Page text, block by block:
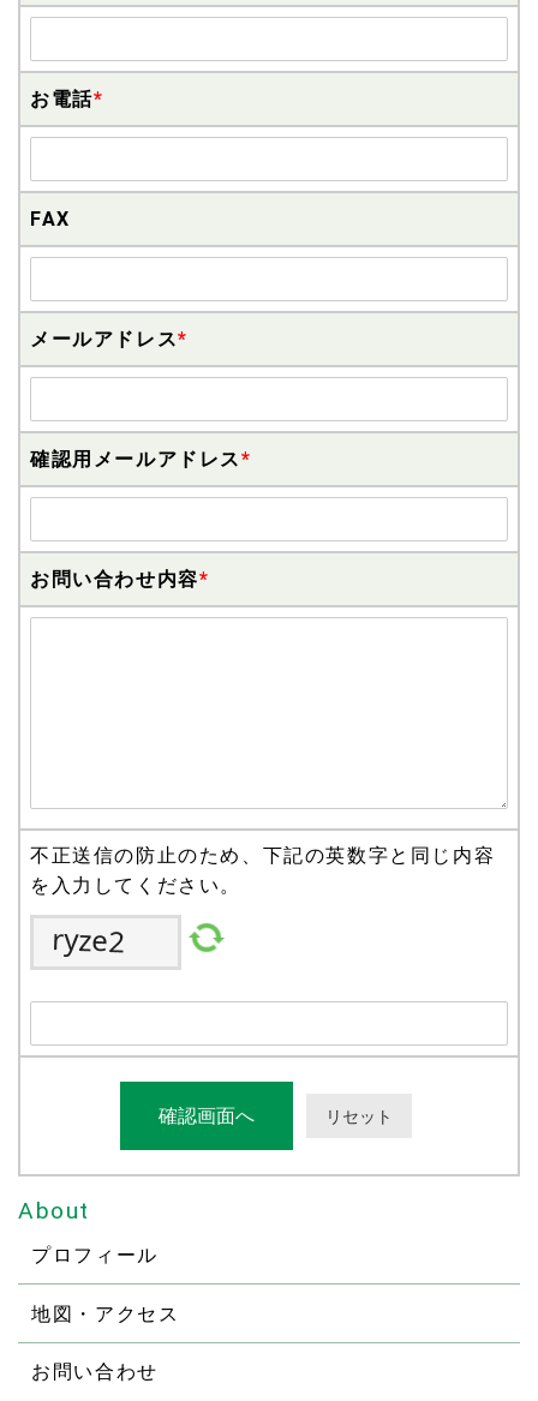
お電話*
FAX
メールアドレス*
確認用メールアドレス*
お問い合わせ内容*
不正送信の防止のため、下記の英数字と同じ内容
を入力してください。
About
プロフィール
地図・アクセス
お問い合わせ